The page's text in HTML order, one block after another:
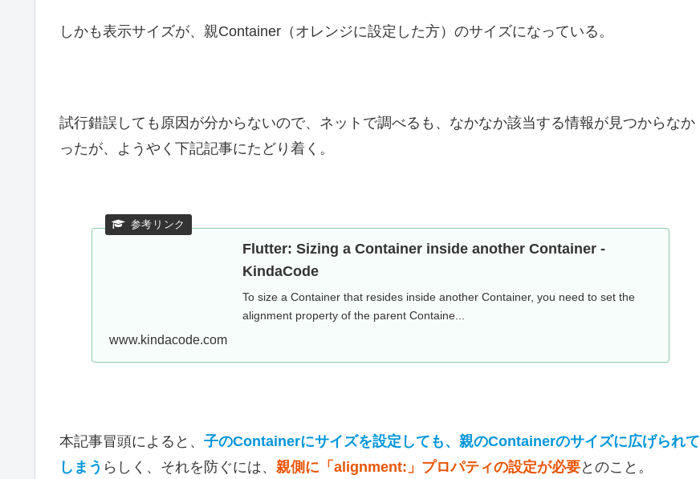
しかも表示サイズが、親Container（オレンジに設定した方）のサイズになっている。
試行錯誤しても原因が分からないので、ネットで調べるも、なかなか該当する情報が見つからなか
ったが、ようやく下記記事にたどり着く。
Flutter: Sizing a Container inside another Container -
KindaCode
To size a Container that resides inside another Container, you need to set the
alignment property of the parent Containe...
www.kindacode.com
本記事冒頭によると、 子のContainerにサイズを設定しても、親のContainerのサイズに広げられて
しまう らしく、それを防ぐには、 親側に「alignment:」プロパティの設定が必要とのこと。